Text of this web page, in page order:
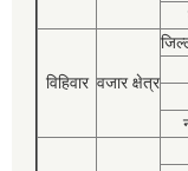
विहिवार वजार क्षेत्र